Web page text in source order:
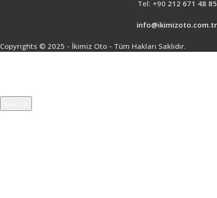
Tel: +90 212 671 48 85
info@ikimizoto.com.tr
Copyrights © 2025 - İkimiz Oto - Tüm Hakları Saklıdır.